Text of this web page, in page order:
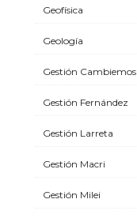
Geofísica
Geología
Gestión Cambiemos
Gestión Fernández
Gestión Larreta
Gestión Macri
Gestión Milei